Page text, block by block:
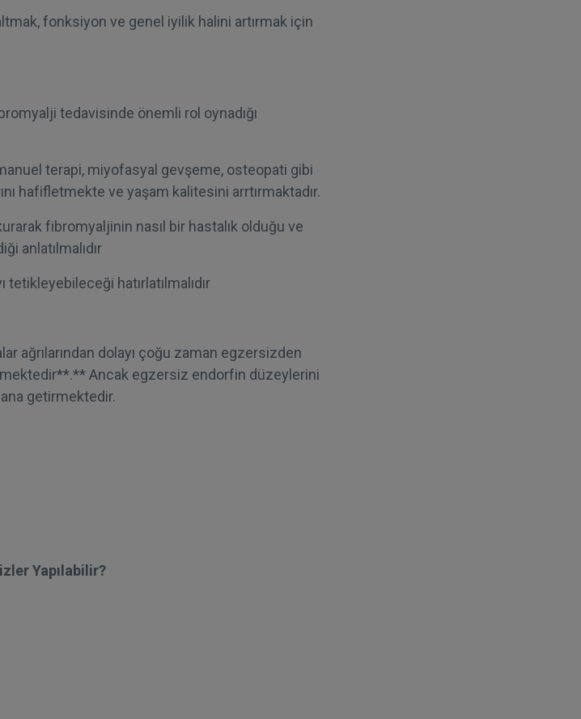
fonksiyon ve genel iyilik halini artırmak için
tedavisinde önemli rol oynadığı
terapi, miyofasyal gevşeme, osteopati gibi
hafifletmekte ve yaşam kalitesini arrtırmaktadır.
fibromyaljinin nasıl bir hastalık olduğu ve
anlatılmalıdır
hatırlatılmalıdır
ağrılarından dolayı çoğu zaman egzersizden
Ancak egzersiz endorfin düzeylerini
getirmektedir.
Yapılabilir?